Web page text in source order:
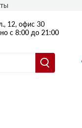
12, офис 30
с 8:00 до 21:00
Балкон
Эсктра
Оптима